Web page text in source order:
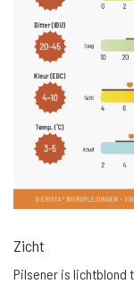
Zicht
Pilsener is lichtblond